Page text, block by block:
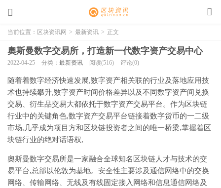
当前位置： 区块资讯网 > 最新资讯 > 正文
奧斯曼数字交易所，打造新一代数字资产交易中心
2022-04-25 分类： 最新资讯 阅读(516) 评论(0)
随着着数字经济快速发展,数字资产相关联的行业及落地应用技
术也持续攀升,数字资产时间价格差异以及不同数字资产间兑换
交易、衍生品交易大都依托于数字资产交易平台。作为区块链
行业中的关键角色,数字资产交易平台链接着数字货币的一二级
市场,几乎成为项目方和区块链投资者之间的唯一桥梁,掌握着区
块链行业的绝对话语权,
奧斯曼数字交易所是一家融合全球知名区块链人才与技术的交
易平台,总部以伦敦为基地。安全性主要涉及通信网络中的交换
网络、传输网络、无线及有线固定接入网络和信息通信网络及